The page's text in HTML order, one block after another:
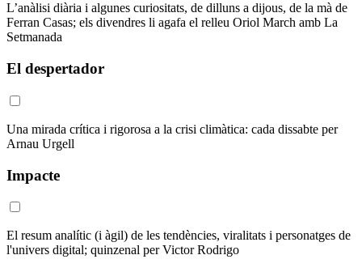
L’anàlisi diària i algunes curiositats, de dilluns a dijous, de la mà de
Ferran Casas; els divendres li agafa el relleu Oriol March amb La
Setmanada
El despertador
Una mirada crítica i rigorosa a la crisi climàtica: cada dissabte per
Arnau Urgell
Impacte
El resum analític (i àgil) de les tendències, viralitats i personatges de
l'univers digital; quinzenal per Victor Rodrigo